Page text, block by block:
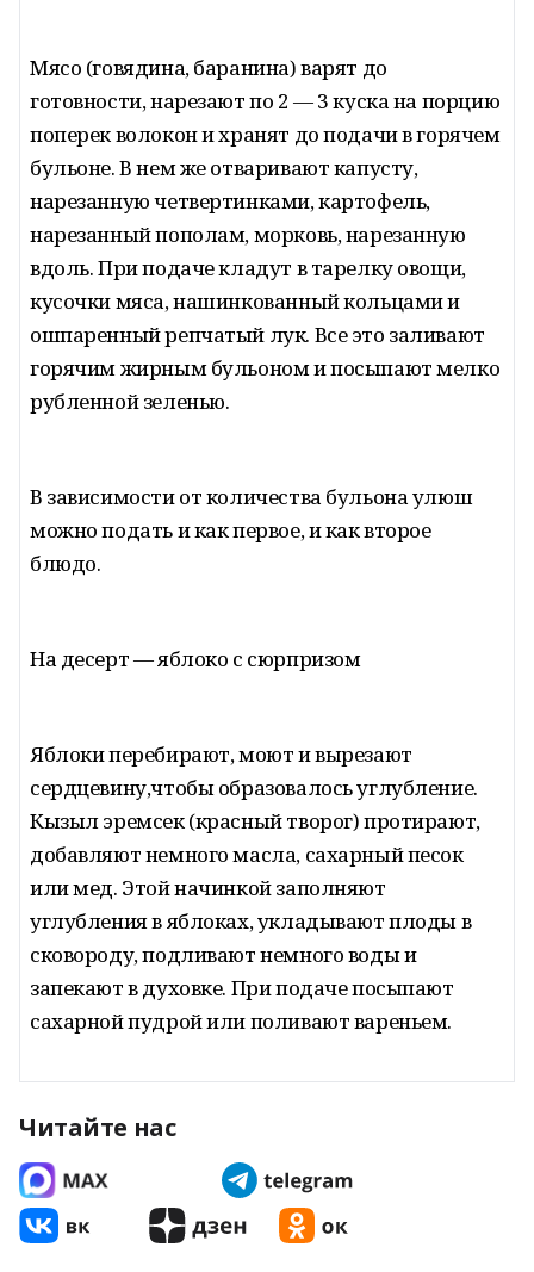
Мясо (говядина, баранина) варят до
готовности, нарезают по 2 — 3 куска на порцию
поперек волокон и хранят до подачи в горячем
бульоне. В нем же отваривают капусту,
нарезанную четвертинками, картофель,
нарезанный пополам, морковь, нарезанную
вдоль. При подаче кладут в тарелку овощи,
кусочки мяса, нашинкованный кольцами и
ошпаренный репчатый лук. Все это заливают
горячим жирным бульоном и посыпают мелко
рубленной зеленью.
В зависимости от количества бульона улюш
можно подать и как первое, и как второе
блюдо.
На десерт — яблоко с сюрпризом
Яблоки перебирают, моют и вырезают
сердцевину,чтобы образовалось углубление.
Кызыл эремсек (красный творог) протирают,
добавляют немного масла, сахарный песок
или мед. Этой начинкой заполняют
углубления в яблоках, укладывают плоды в
сковороду, подливают немного воды и
запекают в духовке. При подаче посыпают
сахарной пудрой или поливают вареньем.
Читайте нас